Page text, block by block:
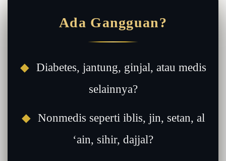
Ada Gangguan?
◆ Diabetes, jantung, ginjal, atau medis
selainnya?
◆ Nonmedis seperti iblis, jin, setan, al
‘ain, sihir, dajjal?